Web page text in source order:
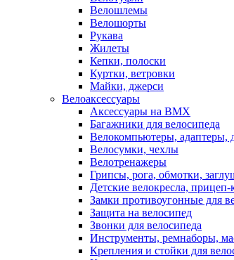
Велошлемы
Велошорты
Рукава
Жилеты
Кепки, полоски
Куртки, ветровки
Майки, джерси
Велоаксессуары
Аксессуары на BMX
Багажники для велосипеда
Велокомпьютеры, адаптеры,
Велосумки, чехлы
Велотренажеры
Грипсы, рога, обмотки,
Детские велокресла, прицеп-
Замки противоугонные для
Защита на велосипед
Звонки для велосипеда
Инструменты, ремнаборы,
Крепления и стойки для